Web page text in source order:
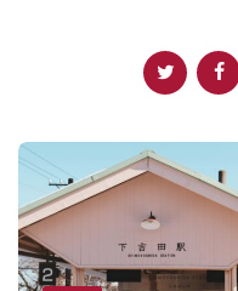
Post
navigation